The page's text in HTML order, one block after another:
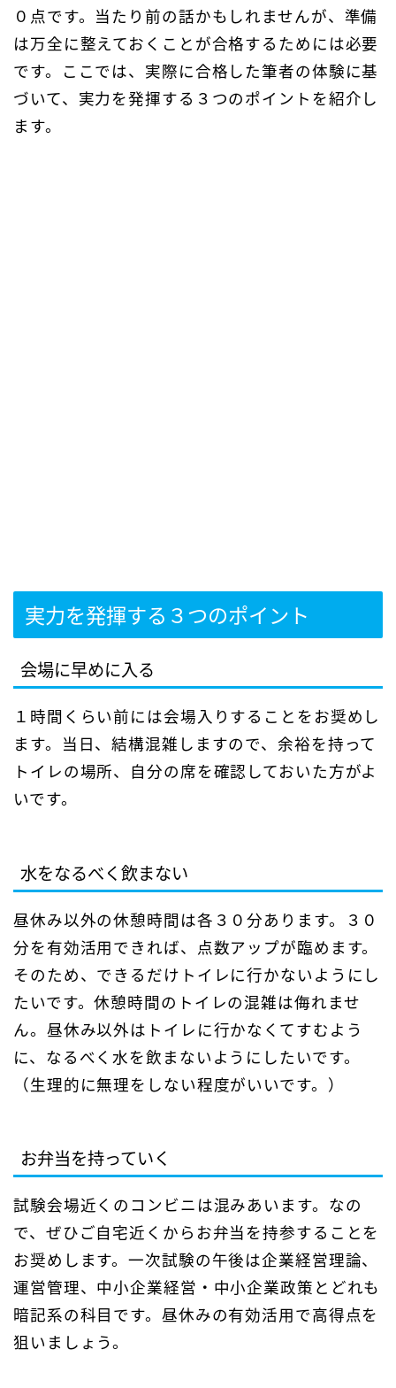
０点です。当たり前の話かもしれませんが、準備
は万全に整えておくことが合格するためには必要
です。ここでは、実際に合格した筆者の体験に基
づいて、実力を発揮する３つのポイントを紹介し
ます。
実力を発揮する３つのポイント
会場に早めに入る
１時間くらい前には会場入りすることをお奨めし
ます。当日、結構混雑しますので、余裕を持って
トイレの場所、自分の席を確認しておいた方がよ
いです。
水をなるべく飲まない
昼休み以外の休憩時間は各３０分あります。３０
分を有効活用できれば、点数アップが臨めます。
そのため、できるだけトイレに行かないようにし
たいです。休憩時間のトイレの混雑は侮れませ
ん。昼休み以外はトイレに行かなくてすむよう
に、なるべく水を飲まないようにしたいです。
（生理的に無理をしない程度がいいです。）
お弁当を持っていく
試験会場近くのコンビニは混みあいます。なの
で、ぜひご自宅近くからお弁当を持参することを
お奨めします。一次試験の午後は企業経営理論、
運営管理、中小企業経営・中小企業政策とどれも
暗記系の科目です。昼休みの有効活用で高得点を
狙いましょう。